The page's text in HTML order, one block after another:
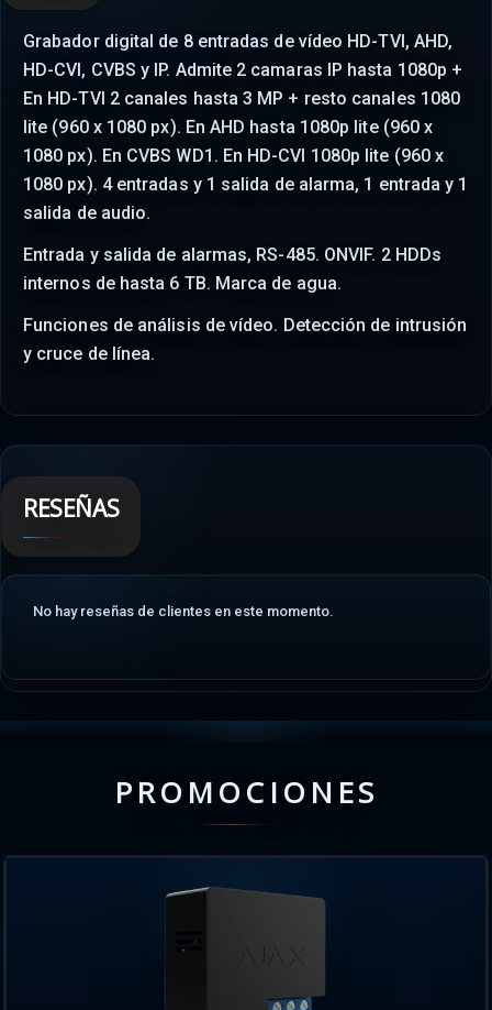
Grabador digital de 8 entradas de vídeo HD-TVI, AHD,
HD-CVI, CVBS y IP. Admite 2 camaras IP hasta 1080p +
En HD-TVI 2 canales hasta 3 MP + resto canales 1080
lite (960 x 1080 px). En AHD hasta 1080p lite (960 x
1080 px). En CVBS WD1. En HD-CVI 1080p lite (960 x
1080 px). 4 entradas y 1 salida de alarma, 1 entrada y 1
salida de audio.
Entrada y salida de alarmas, RS-485. ONVIF. 2 HDDs
internos de hasta 6 TB. Marca de agua.
Funciones de análisis de vídeo. Detección de intrusión
y cruce de línea.
RESEÑAS
No hay reseñas de clientes en este momento.
PROMOCIONES